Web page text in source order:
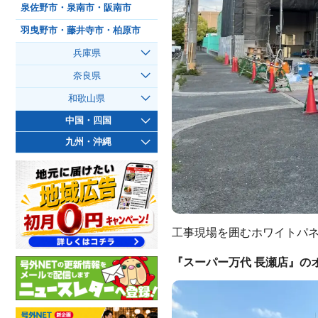
工事現場を囲むホワイトパ
『スーパー万代 長瀬店』の
泉佐野市・泉南市・阪南市
羽曳野市・藤井寺市・柏原市
兵庫県
奈良県
和歌山県
中国・四国
九州・沖縄